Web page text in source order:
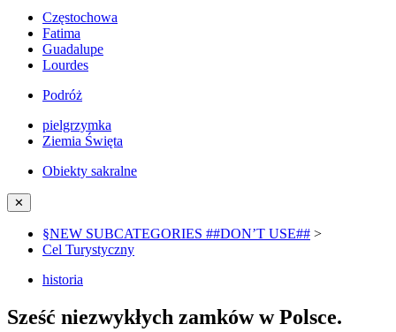
Częstochowa
Fatima
Guadalupe
Lourdes
Podróż
pielgrzymka
Ziemia Święta
Obiekty sakralne
✕
§NEW SUBCATEGORIES ##DON’T USE## >
Cel Turystyczny
historia
Sześć niezwykłych zamków w Polsce.